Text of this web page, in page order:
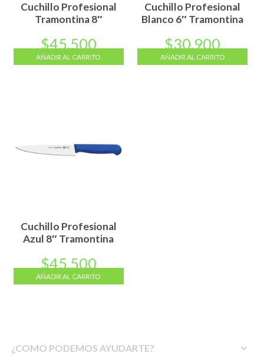
Cuchillo Profesional
Tramontina 8″
$45.500
AÑADIR AL CARRITO
Cuchillo Profesional
Blanco 6″ Tramontina
$30.900
AÑADIR AL CARRITO
Cuchillo Profesional
Azul 8″ Tramontina
$45.500
AÑADIR AL CARRITO
¿COMO PODEMOS AYUDARTE?